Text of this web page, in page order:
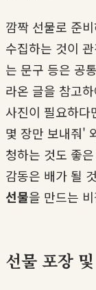
깜짝 선물로 준
수집하는 것이
는 문구 등은 공
라온 글을 참고
사진이 필요하다
몇 장만 보내줘'
청하는 것도 좋
감동은 배가 될
선물을 만드는
선물 포장